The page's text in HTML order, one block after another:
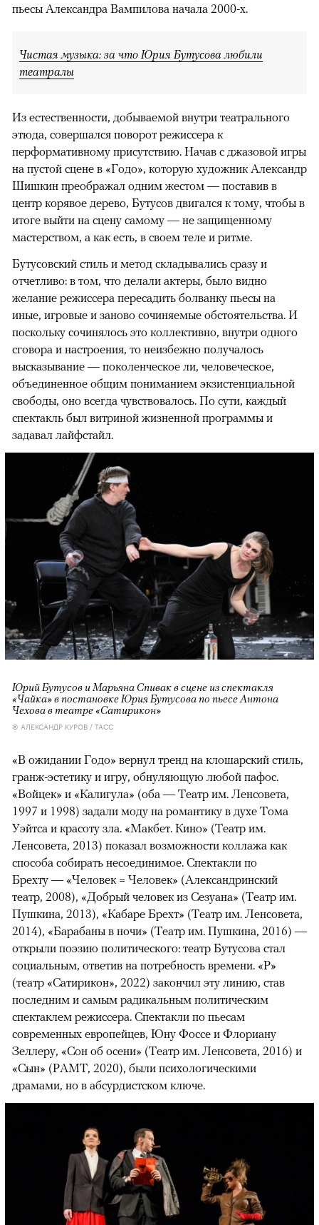
пьесы Александра Вампилова начала 2000-х.
Чистая музыка: за что Юрия Бутусова любили
театралы
Из естественности, добываемой внутри театрального
этюда, совершался поворот режиссера к
перформативному присутствию. Начав с джазовой игры
на пустой сцене в «Годо», которую художник Александр
Шишкин преображал одним жестом — поставив в
центр корявое дерево, Бутусов двигался к тому, чтобы в
итоге выйти на сцену самому — не защищенному
мастерством, а как есть, в своем теле и ритме.
Бутусовский стиль и метод складывались сразу и
отчетливо: в том, что делали актеры, было видно
желание режиссера пересадить болванку пьесы на
иные, игровые и заново сочиняемые обстоятельства. И
поскольку сочинялось это коллективно, внутри одного
сговора и настроения, то неизбежно получалось
высказывание — поколенческое ли, человеческое,
объединенное общим пониманием экзистенциальной
свободы, оно всегда чувствовалось. По сути, каждый
спектакль был витриной жизненной программы и
задавал лайфстайл.
Юрий Бутусов и Марьяна Спивак в сцене из спектакля
«Чайка» в постановке Юрия Бутусова по пьесе Антона
Чехова в театре «Сатирикон»
© АЛЕКСАНДР КУРОВ / ТАСС
«В ожидании Годо» вернул тренд на клошарский стиль,
гранж-эстетику и игру, обнуляющую любой пафос.
«Войцек» и «Калигула» (оба — Театр им. Ленсовета,
1997 и 1998) задали моду на романтику в духе Тома
Уэйтса и красоту зла. «Макбет. Кино» (Театр им.
Ленсовета, 2013) показал возможности коллажа как
способа собирать несоединимое. Спектакли по
Брехту — «Человек = Человек» (Александринский
театр, 2008), «Добрый человек из Сезуана» (Театр им.
Пушкина, 2013), «Кабаре Брехт» (Театр им. Ленсовета,
2014), «Барабаны в ночи» (Театр им. Пушкина, 2016) —
открыли поэзию политического: театр Бутусова стал
социальным, ответив на потребность времени. «Р»
(театр «Сатирикон», 2022) закончил эту линию, став
последним и самым радикальным политическим
спектаклем режиссера. Спектакли по пьесам
современных европейцев, Юну Фоссе и Флориану
Зеллеру, «Сон об осени» (Театр им. Ленсовета, 2016) и
«Сын» (РАМТ, 2020), были психологическими
драмами, но в абсурдистском ключе.